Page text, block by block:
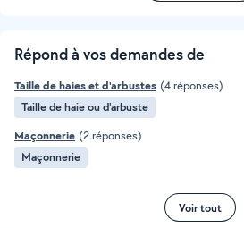
Répond à vos demandes de
Taille de haies et d'arbustes (4 réponses)
Taille de haie ou d'arbuste
Maçonnerie (2 réponses)
Maçonnerie
Voir tout